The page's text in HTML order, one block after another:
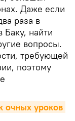
Даже если
раза в
Баку, найти
вопросы.
требующей
поэтому
очных уроков